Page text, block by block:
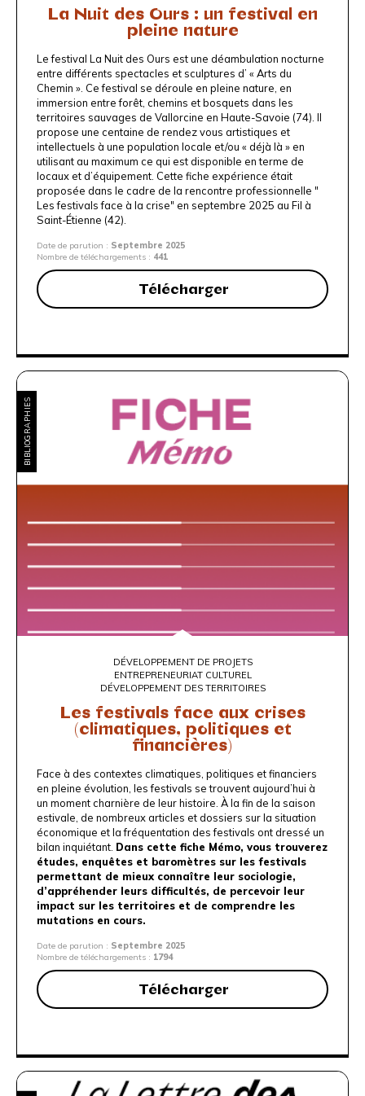
La Nuit des Ours : un festival en
pleine nature
Le festival La Nuit des Ours est une déambulation nocturne
entre différents spectacles et sculptures d’ « Arts du
Chemin ». Ce festival se déroule en pleine nature, en
immersion entre forêt, chemins et bosquets dans les
territoires sauvages de Vallorcine en Haute-Savoie (74). Il
propose une centaine de rendez vous artistiques et
intellectuels à une population locale et/ou « déjà là » en
utilisant au maximum ce qui est disponible en terme de
locaux et d’équipement. Cette fiche expérience était
proposée dans le cadre de la rencontre professionnelle "
Les festivals face à la crise" en septembre 2025 au Fil à
Saint-Étienne (42).
Date de parution : Septembre 2025
Nombre de téléchargements : 441
Télécharger
BIBLIOGRAPHIES
DÉVELOPPEMENT DE PROJETS
ENTREPRENEURIAT CULTUREL
DÉVELOPPEMENT DES TERRITOIRES
Les festivals face aux crises
(climatiques, politiques et
financières)
Face à des contextes climatiques, politiques et financiers
en pleine évolution, les festivals se trouvent aujourd’hui à
un moment charnière de leur histoire. À la fin de la saison
estivale, de nombreux articles et dossiers sur la situation
économique et la fréquentation des festivals ont dressé un
bilan inquiétant. Dans cette fiche Mémo, vous trouverez
études, enquêtes et baromètres sur les festivals
permettant de mieux connaître leur sociologie,
d’appréhender leurs difficultés, de percevoir leur
impact sur les territoires et de comprendre les
mutations en cours.
Date de parution : Septembre 2025
Nombre de téléchargements : 1794
Télécharger